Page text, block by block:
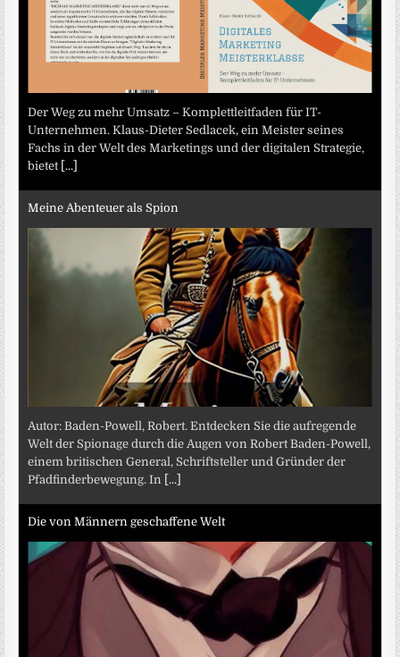
Der Weg zu mehr Umsatz – Komplettleitfaden für IT-
Unternehmen. Klaus-Dieter Sedlacek, ein Meister seines
Fachs in der Welt des Marketings und der digitalen Strategie,
bietet [...]
Meine Abenteuer als Spion
Autor: Baden-Powell, Robert. Entdecken Sie die aufregende
Welt der Spionage durch die Augen von Robert Baden-Powell,
einem britischen General, Schriftsteller und Gründer der
Pfadfinderbewegung. In [...]
Die von Männern geschaffene Welt